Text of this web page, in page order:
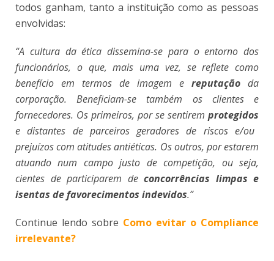
todos ganham, tanto a instituição como as pessoas
envolvidas:
“A cultura da ética dissemina-se para o entorno dos
funcionários, o que, mais uma vez, se reflete como
benefício em termos de imagem e reputação da
corporação. Beneficiam-se também os clientes e
fornecedores. Os primeiros, por se sentirem protegidos
e distantes de parceiros geradores de riscos e/ou
prejuízos com atitudes antiéticas. Os outros, por estarem
atuando num campo justo de competição, ou seja,
cientes de participarem de concorrências limpas e
isentas de favorecimentos indevidos.”
Continue lendo sobre Como evitar o Compliance
irrelevante?